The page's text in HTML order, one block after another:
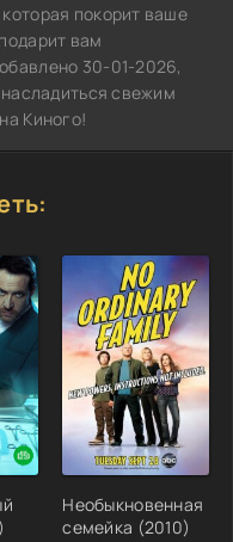
покорит ваше
вам
30-01-2026,
свежим
Киного!
Необыкновенная
семейка (2010)